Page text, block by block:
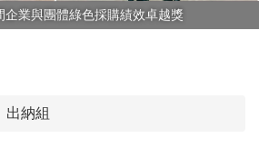
業與團體綠色採購績效卓越獎
業與團體綠色採購績效卓越獎
出納組